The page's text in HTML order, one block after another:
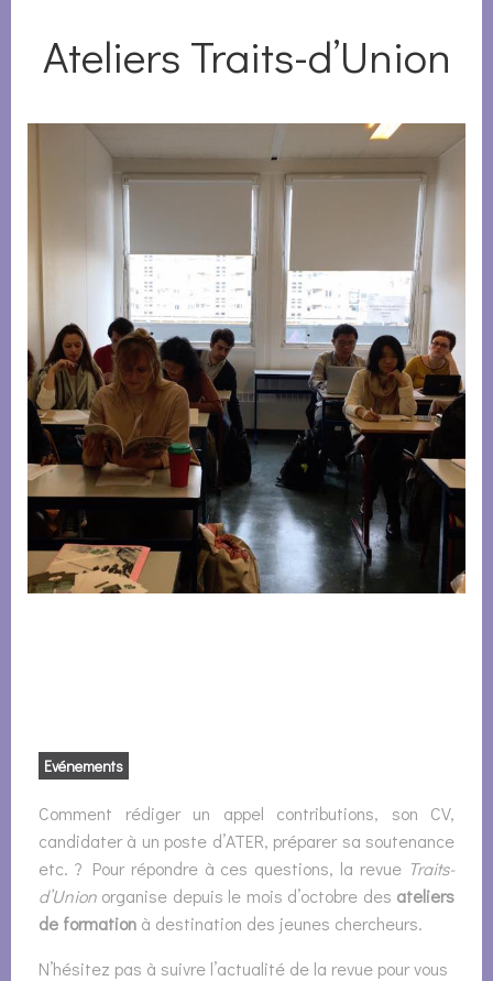
Ateliers Traits-d’Union
Evénements
Comment rédiger un appel contributions, son CV,
candidater à un poste d’ATER, préparer sa soutenance
etc. ? Pour répondre à ces questions, la revue Traits-
d’Union organise depuis le mois d’octobre des ateliers
de formation à destination des jeunes chercheurs.
N’hésitez pas à suivre l’actualité de la revue pour vous